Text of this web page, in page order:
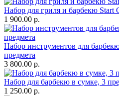
Набор для гриля и барбекю Start
1 900.00 р.
Набор инструментов для
предмета
3 800.00 р.
Набор для барбекю в сумке, 3
1 250.00 р.